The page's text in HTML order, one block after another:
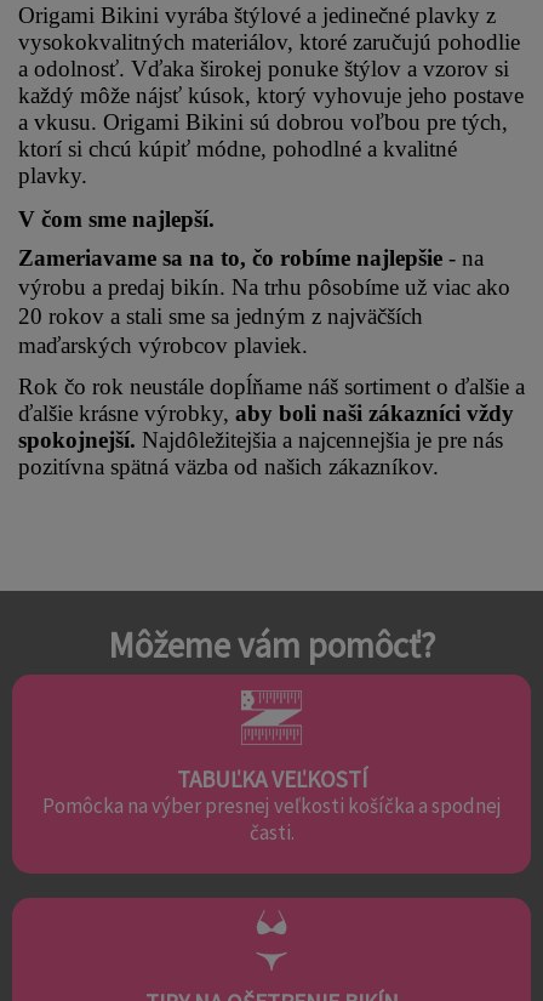
Origami Bikini vyrába štýlové a jedinečné plavky z
vysokokvalitných materiálov, ktoré zaručujú pohodlie
a odolnosť. Vďaka širokej ponuke štýlov a vzorov si
každý môže nájsť kúsok, ktorý vyhovuje jeho postave
a vkusu. Origami Bikini sú dobrou voľbou pre tých,
ktorí si chcú kúpiť módne, pohodlné a kvalitné
plavky.
V čom sme najlepší.
Zameriavame sa na to, čo robíme najlepšie - na
výrobu a predaj bikín. Na trhu pôsobíme už viac ako
20 rokov a stali sme sa jedným z najväčších
maďarských výrobcov plaviek.
Rok čo rok neustále dopĺňame náš sortiment o ďalšie a
ďalšie krásne výrobky, aby boli naši zákazníci vždy
spokojnejší. Najdôležitejšia a najcennejšia je pre nás
pozitívna spätná väzba od našich zákazníkov.
Môžeme vám pomôcť?
TABUĽKA VEĽKOSTÍ
Pomôcka na výber presnej veľkosti košíčka a spodnej
časti.